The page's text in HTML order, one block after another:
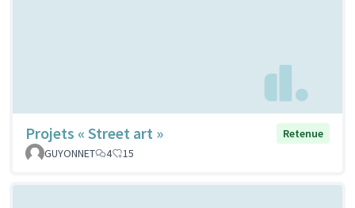
Projets « Street art »
Retenue
GUYONNET
4 15